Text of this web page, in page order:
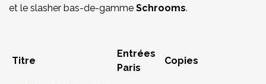
et le slasher bas-de-gamme Schrooms.
Titre
Entrées
Paris
Copies